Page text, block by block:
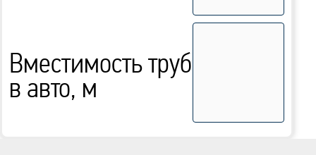
Вместимость труб
в авто, м